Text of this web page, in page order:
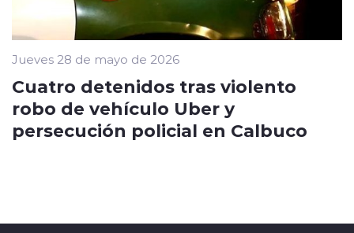
Jueves 28 de mayo de 2026
Cuatro detenidos tras violento
robo de vehículo Uber y
persecución policial en Calbuco